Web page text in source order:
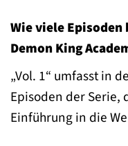
Wie viele
Demon King
„Vol. 1“ umfasst in
Episoden der Serie,
Einführung in die